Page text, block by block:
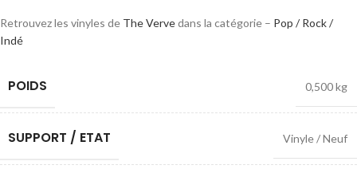
Retrouvez les vinyles de The Vervedans la catégorie – Pop / Rock /
Indé
POIDS 0,500 kg
SUPPORT / ETAT Vinyle / Neuf